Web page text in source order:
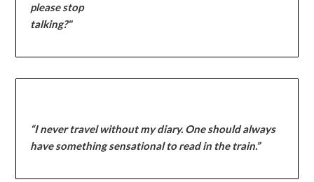
please stop
talking?"
“I never travel without my diary. One should always
have something sensational to read in the train.”